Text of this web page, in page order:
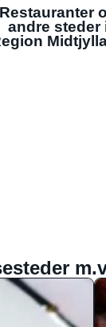
Restauranter
andre steder